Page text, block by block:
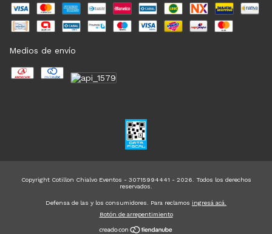
Medios de envío
Copyright Cotillon Chialvo Eventos - 30715994441 - 2026. Todos los derechos
reservados.
Defensa de las y los consumidores. Para reclamos ingresá acá.
Botón de arrepentimiento